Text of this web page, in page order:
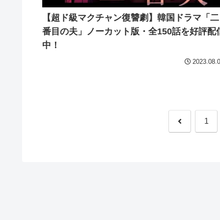
【超ド級マクチャン復讐劇】韓国ドラマ「二
番目の夫」ノーカット版・全150話を好評配
中！
前 1